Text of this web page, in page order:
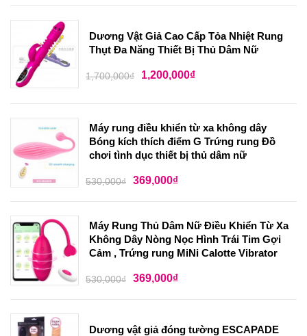
Dương Vật Giả Cao Cấp Tỏa Nhiệt Rung
Thụt Đa Năng Thiết Bị Thủ Dâm Nữ
1,700,000₫ 1,200,000₫
Máy rung điều khiển từ xa không dây
Bóng kích thích điểm G Trứng rung Đồ
chơi tình dục thiết bị thủ dâm nữ
530,000₫ 369,000₫
Máy Rung Thủ Dâm Nữ Điều Khiển Từ Xa
Không Dây Nòng Nọc Hình Trái Tim Gợi
Cảm , Trứng rung MiNi Calotte Vibrator
530,000₫ 369,000₫
Dương vật giả đóng tường ESCAPADE